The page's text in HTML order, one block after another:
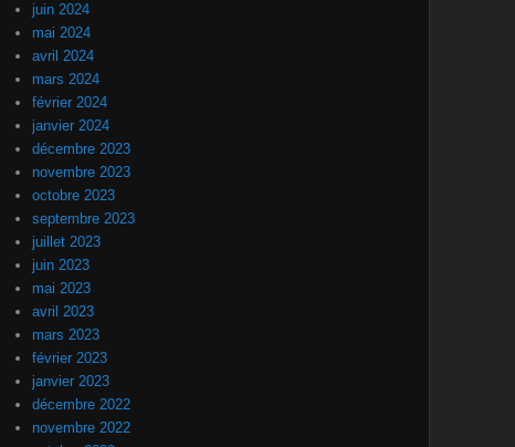
juin 2024
mai 2024
avril 2024
mars 2024
février 2024
janvier 2024
décembre 2023
novembre 2023
octobre 2023
septembre 2023
juillet 2023
juin 2023
mai 2023
avril 2023
mars 2023
février 2023
janvier 2023
décembre 2022
novembre 2022